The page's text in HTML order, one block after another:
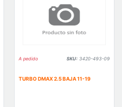
A pedido SKU: 3420-493-09
TURBO DMAX 2.5 BAJA 11-19